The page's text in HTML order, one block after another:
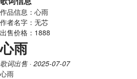
作品信息：心雨
作者名字：无芯
出售价格：1888
心雨
歌词出售· 2025-07-07
心雨